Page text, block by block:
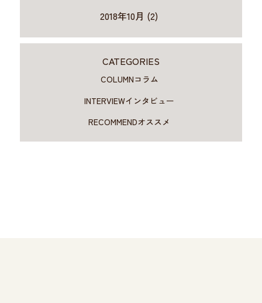
2018年10月 (2)
CATEGORIES
COLUMNコラム
INTERVIEWインタビュー
RECOMMENDオススメ